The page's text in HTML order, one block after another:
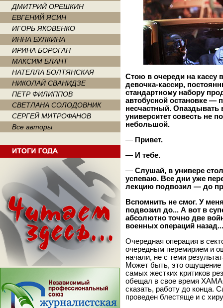
ДМИТРИЙ ОРЕШКИН
ЕВГЕНИЙ ЯСИН
ИГОРЬ ЯКОВЕНКО
ИННА БУЛКИНА
ИРИНА БОРОГАН
МАКСИМ БЛАНТ
НАТЕЛЛА БОЛТЯНСКАЯ
НИКОЛАЙ СВАНИДЗЕ
ПЕТР ФИЛИППОВ
СВЕТЛАНА СОЛОДОВНИК
СЕРГЕЙ МИТРОФАНОВ
Все авторы
Стою в очереди на кассу
девочка-кассир,
стандартному набору
автобусной остановке —
несчастный.
университет совесть не
небольшой.
— Привет.
— И тебе.
— Слушай, в универе
успеваю. Все дни уже
лекцию подвозил — до
Вспомнить не смог. У
подвозил до... А вот в
абсолютно точно две
военных операций назад...
Очередная операция в
очередным перемирием и
начали, не с теми
Может быть, это ощущение
самых жестких критиков
обещал в свое время
сказать, работу до
проведен блестяще и с